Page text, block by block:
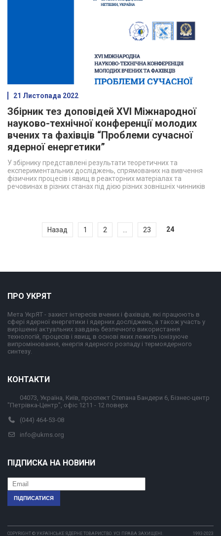
21 Листопада 2022
Збірник тез доповідей ХVI Міжнародної
науково-технічної конференції молодих
вчених та фахівців “Проблеми сучасної
ядерної енергетики”
У збірнику представлені результати теоретичних та
експериментальних досліджень, спрямованих на вивчення
фізичних процесів і явищ в реакторних матеріалах та
речовинах в різних станах під дією різних зовнішніх чинників
Назад 1 2 23 24
ПРО УКРЯТ
Мета УкрЯТ - захист інтересів вчених і фахівців, які працюють в
сфері ядерної енергетики і ядерних досліджень, а також участь у
вирішенні актуальних завдань безпечного використання
технологій, процесів і явищ, в основі яких лежить іонізуюче
випромінювання, енергія ядерного розпаду і термоядерного
синтезу.
КОНТАКТИ
04073, Україна, Київ, проспект Степана Бандери 6, Бізнес-центр
"Петрівка-Центр", офіс 1211 - 12 поверх
(044) 464-53-08
info@ukrns.org
ПІДПИСКА НА НОВИНИ
COPYRIGHT © УКРАЇНСЬКЕ ЯДЕРНЕ ТОВАРИСТВО. УСІ ПРАВА ЗАХИЩЕНІ. 1993-2023